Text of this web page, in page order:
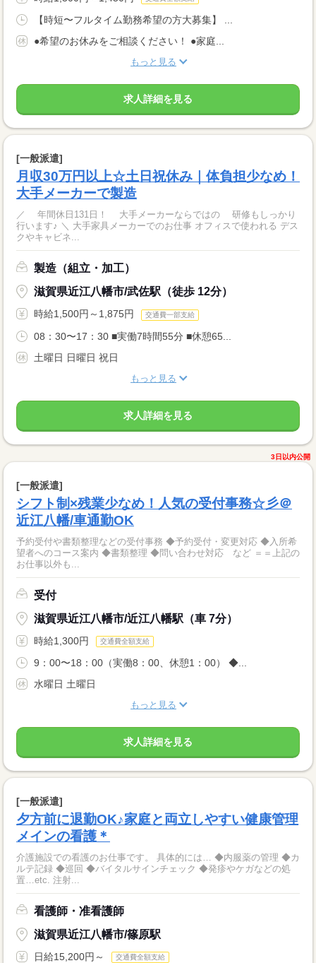
【時短〜フルタイム勤務希望の方大募集】 ...
●希望のお休みをご相談ください！ ●家庭...
もっと見る
求人詳細を見る
[一般派遣]
月収30万円以上☆土日祝休み｜体負担少なめ！
大手メーカーで製造
／ 年間休日131日！ 大手メーカーならではの 研修もしっかり
行います♪ ＼ 大手家具メーカーでのお仕事 オフィスで使われる デス
クやキャビネ...
製造（組立・加工）
滋賀県近江八幡市/武佐駅（徒歩 12分）
時給1,500円～1,875円 交通費一部支給
08：30〜17：30 ■実働7時間55分 ■休憩65...
土曜日 日曜日 祝日
もっと見る
求人詳細を見る
3日以内公開
[一般派遣]
シフト制×残業少なめ！人気の受付事務☆彡＠
近江八幡/車通勤OK
予約受付や書類整理などの受付事務 ◆予約受付・変更対応 ◆入所希
望者へのコース案内 ◆書類整理 ◆問い合わせ対応 など ＝＝上記の
お仕事以外も...
受付
滋賀県近江八幡市/近江八幡駅（車 7分）
時給1,300円 交通費全額支給
9：00〜18：00（実働8：00、休憩1：00） ◆...
水曜日 土曜日
もっと見る
求人詳細を見る
[一般派遣]
夕方前に退勤OK♪家庭と両立しやすい健康管理
メインの看護＊
介護施設での看護のお仕事です。 具体的には… ◆内服薬の管理 ◆カ
ルテ記録 ◆巡回 ◆バイタルサインチェック ◆発疹やケガなどの処
置…etc. 注射...
看護師・准看護師
滋賀県近江八幡市/篠原駅
日給15,200円～ 交通費全額支給